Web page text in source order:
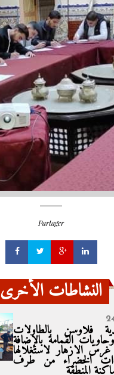
Partager
النشاطات الأخرى
فلاوسن بالطاولات
القمامة بالإضافة
الازهار لاستغلالها
الخضراء من طرف
المنطقة